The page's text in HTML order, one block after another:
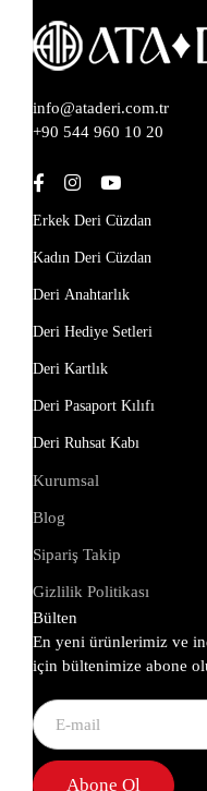
info@ataderi.com.tr
+90 544 960 10 20
Erkek Deri Cüzdan
Kadın Deri Cüzdan
Deri Anahtarlık
Deri Hediye Setleri
Deri Kartlık
Deri Pasaport Kılıfı
Deri Ruhsat Kabı
Kurumsal
Blog
Sipariş Takip
Gizlilik Politikası
Bülten
En yeni ürünlerimiz ve
için bültenimize abone
Abone Ol